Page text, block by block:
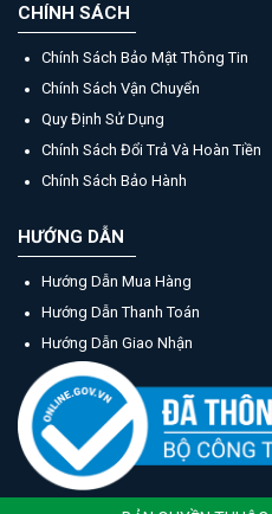
CHÍNH SÁCH
Chính Sách Bảo Mật Thông Tin
Chính Sách Vận Chuyển
Quy Định Sử Dụng
Chính Sách Đổi Trả Và Hoàn Tiền
Chính Sách Bảo Hành
HƯỚNG DẪN
Hướng Dẫn Mua Hàng
Hướng Dẫn Thanh Toán
Hướng Dẫn Giao Nhận